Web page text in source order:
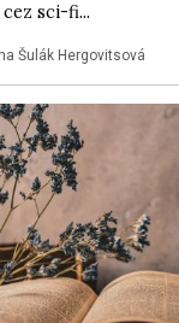
sci-fi...
Šulák Hergovitsová